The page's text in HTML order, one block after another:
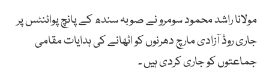
مولانا راشد محمود سومرو نے صوبہ سندھ کے پانچ پوائنٹس پر
جاری روڈ آزادی مارچ دھرنوں کو اٹھانے کی ہدایات مقامی
جماعتوں کو جاری کردی ہیں ۔